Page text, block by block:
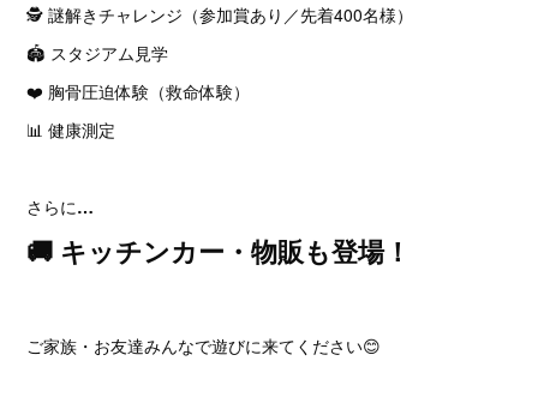
🕵️ 謎解きチャレンジ（参加賞あり／先着400名様）
🏟 スタジアム見学
❤️ 胸骨圧迫体験（救命体験）
📊 健康測定
さらに…
🚚 キッチンカー・物販も登場！
ご家族・お友達みんなで遊びに来てください😊